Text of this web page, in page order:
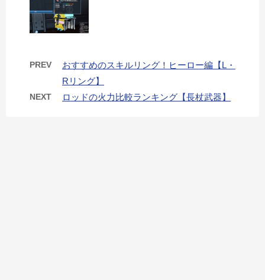
PREV
おすすめのスキルリング！ヒーロー編【L・
Rリング】
NEXT ロッドの火力比較ランキング【長杖武器】